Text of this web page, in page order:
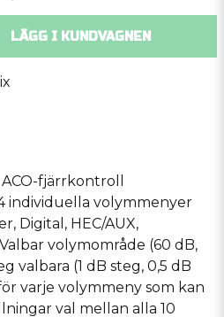
LÄGG I KUNDVAGNEN
fjärrkontroll
individuella volymmenyer
Digital, HEC/AUX,
volymområde (60 dB,
valbara (1 dB steg, 0,5 dB
varje volymmeny som kan
val mellan alla 10